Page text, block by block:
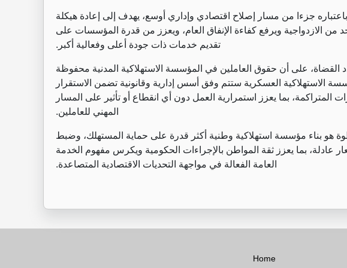
جزءا من مسار إصلاح اقتصادي وإداري أوسع، يهدف إلى إعادة هيكلة
من الازدواجية ويرفع كفاءة الإنفاق العام، ويعزز من قدرة المؤسسات على
تقديم خدمات ذات جودة أعلى وفعالية أكبر .
القضاة، على أن حقوق العاملين في المؤسسة الاستهلاكية المدنية محفوظة
الاستهلاكية العسكرية ستتم وفق أسس إدارية وقانونية تضمن الاستقرار
المتراكمة، بما يعزز استمرارية العمل دون أي انقطاع أو تأثير على المسار
المهني للعاملين.
هو بناء مؤسسة استهلاكية وطنية أكثر قدرة على حماية المستهلك، وضبط
عادلة، بما يعزز ثقة المواطن بالإجراءات الحكومية ويكرس مفهوم الخدمة
العامة الفعالة في مواجهة التحديات الاقتصادية المتصاعدة.
Home